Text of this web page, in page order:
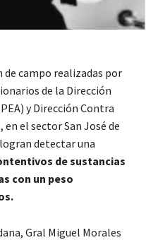
campo realizadas por
de la Dirección
y Dirección Contra
en el sector San José de
detectar una
de sustancias
con un peso
Gral Miguel Morales